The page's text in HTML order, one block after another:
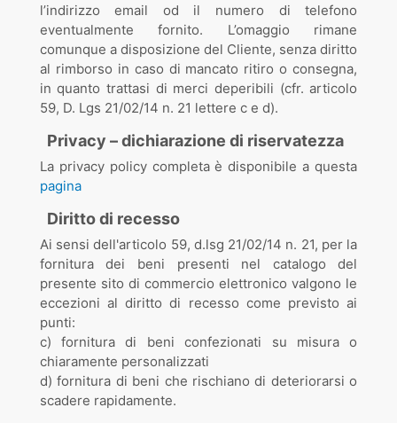
l’indirizzo email od il numero di telefono
eventualmente fornito. L’omaggio rimane
comunque a disposizione del Cliente, senza diritto
al rimborso in caso di mancato ritiro o consegna,
in quanto trattasi di merci deperibili (cfr. articolo
59, D. Lgs 21/02/14 n. 21 lettere c e d).
Privacy – dichiarazione di riservatezza
La privacy policy completa è disponibile a questa
pagina
Diritto di recesso
Ai sensi dell'articolo 59, d.lsg 21/02/14 n. 21, per la
fornitura dei beni presenti nel catalogo del
presente sito di commercio elettronico valgono le
eccezioni al diritto di recesso come previsto ai
punti:
c) fornitura di beni confezionati su misura o
chiaramente personalizzati
d) fornitura di beni che rischiano di deteriorarsi o
scadere rapidamente.